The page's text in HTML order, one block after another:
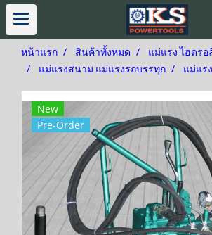
หน้าแรก สินค้าทั้งหมด
แม่แรง ไฮดรอ
แม่แรงสนาม แม่แรงรถบรรทุก
แม่แร
New
Pre-Order